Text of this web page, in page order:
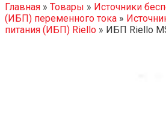
Главная » Товары » Источники
(ИБП) переменного тока »
питания (ИБП) Riello » ИБП Riello